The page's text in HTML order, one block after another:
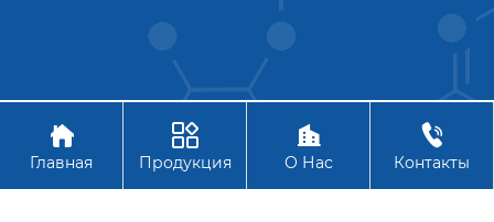
Авторское право © АО Ханчжоу Цзиньчжоу Технология

Главная

Продукция

О Нас

Контакты